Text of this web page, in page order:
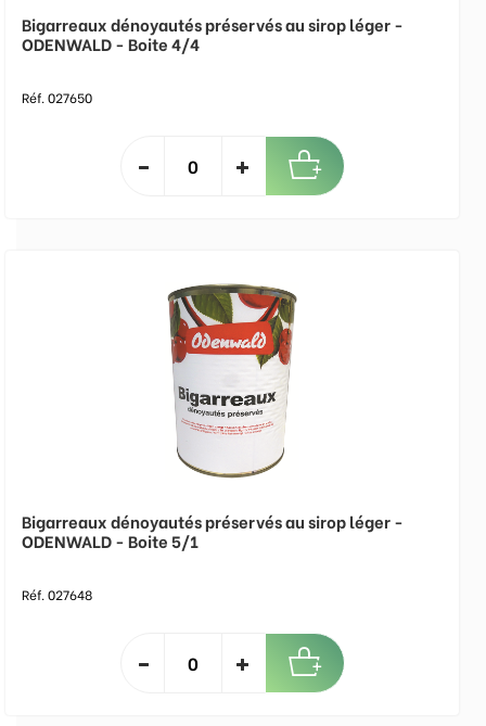
Bigarreaux dénoyautés préservés au sirop léger -
ODENWALD - Boite 4/4
Réf. 027650
Bigarreaux dénoyautés préservés au sirop léger -
ODENWALD - Boite 5/1
Réf. 027648